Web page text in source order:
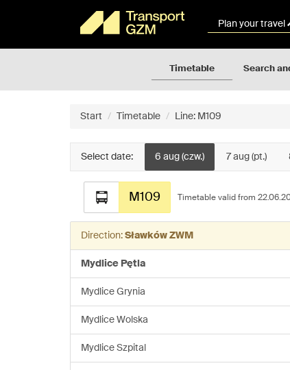
page
Plan your travel
Timetable Search
Start Timetable Line: M109
Select date: 6 aug (czw.) 7 aug (pt.)
M109
for
line:
M109
Timetable valid from
Direction: Sławków ZWM
Mydlice Pętla
Mydlice Grynia
Mydlice Wolska
Mydlice Szpital